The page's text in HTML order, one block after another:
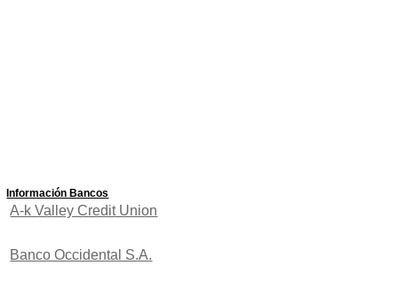
Información Bancos
A-k Valley Credit Union
Banco Occidental S.A.